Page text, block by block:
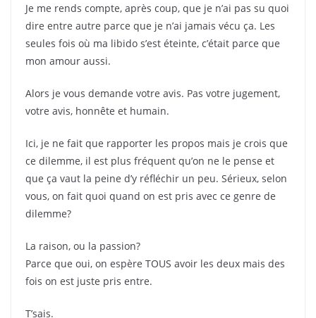
Je me rends compte, après coup, que je n’ai pas su quoi
dire entre autre parce que je n’ai jamais vécu ça. Les
seules fois où ma libido s’est éteinte, c’était parce que
mon amour aussi.
Alors je vous demande votre avis. Pas votre jugement,
votre avis, honnête et humain.
Ici, je ne fait que rapporter les propos mais je crois que
ce dilemme, il est plus fréquent qu’on ne le pense et
que ça vaut la peine d’y réfléchir un peu. Sérieux, selon
vous, on fait quoi quand on est pris avec ce genre de
dilemme?
La raison, ou la passion?
Parce que oui, on espère TOUS avoir les deux mais des
fois on est juste pris entre.
T’sais.